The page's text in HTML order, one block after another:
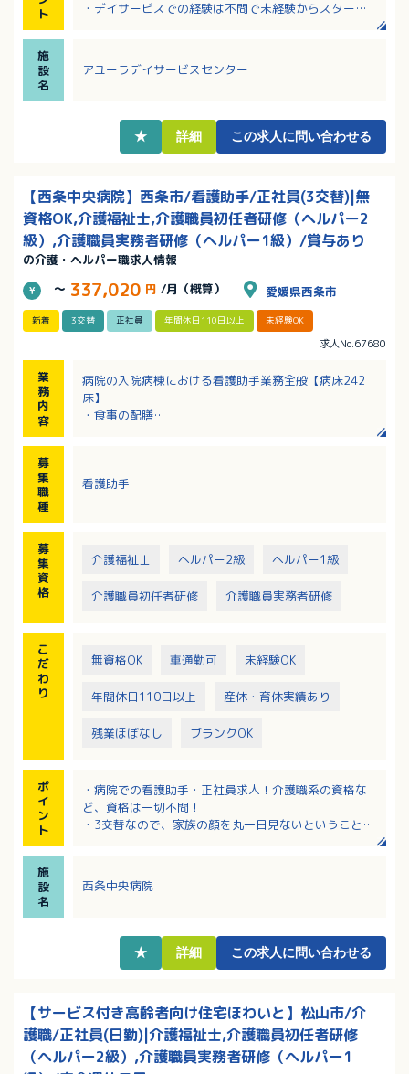
ト
・デイサービスでの経験は不問で未経験からスタート
プできます！
・昇給や年2回の賞与支給があり頑張りがしっかり還元
い環境です！
施
設
名
アユーラデイサービスセンター
★ 詳細 この求人に問い合わせる
【西条中央病院】西条市/看護助手/正社員(3交替)|無
資格OK,介護福祉士,介護職員初任者研修（ヘルパー2
級）,介護職員実務者研修（ヘルパー1級）/賞与あり
の介護・ヘルパー職求人情報
～ 337,020 円 /月（概算） 愛媛県西条市
新着 3交替 正社員 年間休日110日以上 未経験OK
求人No.67680
業
務
内
容
病院の入院病棟における看護助手業務全般【病床242
床】
・食事の配膳
・その他付随する業務
募
集
職
種
看護助手
募
集
資
格
介護福祉士 ヘルパー2級 ヘルパー1級
介護職員初任者研修 介護職員実務者研修
こ
だ
わ
り
無資格OK 車通勤可 未経験OK
年間休日110日以上 産休・育休実績あり
残業ほぼなし ブランクOK
ポ
イ
ン
ト
・病院での看護助手・正社員求人！介護職系の資格な
ど、資格は一切不問！
・3交替なので、家族の顔を丸一日見ないということが
・年間賞与の前年度実績は高水準の4.4ヶ月分！毎月の
もしっかり完備！
施
設
名
西条中央病院
★ 詳細 この求人に問い合わせる
【サービス付き高齢者向け住宅ほわいと】松山市/介
護職/正社員(日勤)|介護福祉士,介護職員初任者研修
（ヘルパー2級）,介護職員実務者研修（ヘルパー1